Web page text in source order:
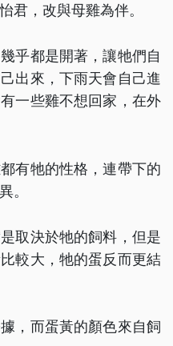
君，改與母雞為伴。
乎都是開著，讓牠們自
出來，下雨天會自己進
一些雞不想回家，在外
有牠的性格，連帶下的
。
取決於牠的飼料，但是
較大，牠的蛋反而更結
，而蛋黃的顏色來自飼